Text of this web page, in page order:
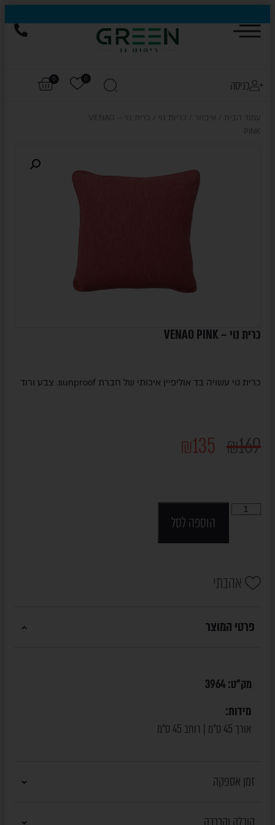
הייגולד- המותג שכבש את עולם החוץ, עכשיו בהנחות של עד 50%
כניסה 0
0
עמוד הבית איבזור כריות נוי
/ כרית נוי – VENAO
PINK
כרית נוי – VENAO PINK
כרית נוי עשויה בד אוליפיין איכותי של חברת sunproof. צבע ורוד
₪169
₪135
הוספה לסל
אהבתי
פרטי המוצר
מק"ט:3964
מידות:
אורך 45 ס"מ | רוחב 45 ס"מ
זמן אספקה